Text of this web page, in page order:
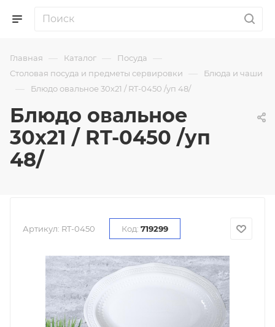
Главная — Каталог — Посуда —
Столовая посуда и предметы сервировки — Блюда и чаши
— Блюдо овальное 30х21 / RT-0450 /уп 48/
Блюдо овальное
30х21 / RT-0450 /уп
48/
Артикул: RT-0450 Код: 719299